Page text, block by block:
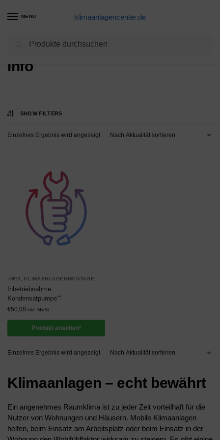
MENU klimaanlagencenter.de
Info
Info
SHOW FILTERS
Einzelnes Ergebnis wird angezeigt
INFO KLIMAANLAGENMONTAGE
Inbetriebnahme
Kondensatpumpe””
€50,00 inkl. MwSt.
Produkt ansehen*
Einzelnes Ergebnis wird angezeigt
Klimaanlagen – echt bewährt
Ein angenehmes Raumklima ist zu jeder Zeit vorteilhaft für die
Nutzer von Wohnungen und Häusern. Mobile Klimaanlagen
helfen, beim Einsatz am Arbeitsplatz oder beim Einsatz in der